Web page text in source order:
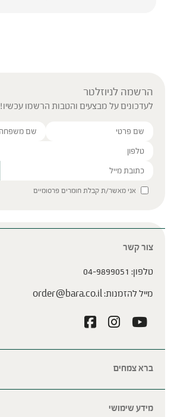
הרשמה לניוזלטר
לעדכונים על מבצעים והטבות הרשמו עכשיו!
Please leave this field empty.
אני מאשר/ת קבלת חומרים פרסומיים
ברא צמחים
מידע שימושי
צור קשר
טלפון: 04-9899051
מייל להזמנות:order@bara.co.il